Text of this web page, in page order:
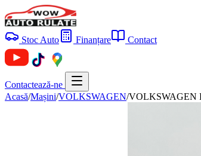
Stoc Auto Finanțare Contact
Contactează-ne
Acasă/Mașini/VOLKSWAGEN/VOLKSWAGEN